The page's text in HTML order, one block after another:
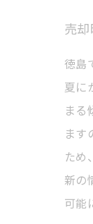
売
徳島
夏に
まる
ます
ため
新の
可能